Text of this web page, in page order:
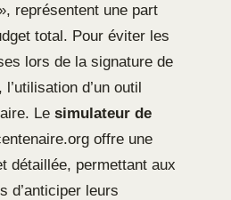
représentent une part
total. Pour éviter les
lors de la signature de
l’utilisation d’un outil
Le simulateur de
offre une
détaillée, permettant aux
d’anticiper leurs